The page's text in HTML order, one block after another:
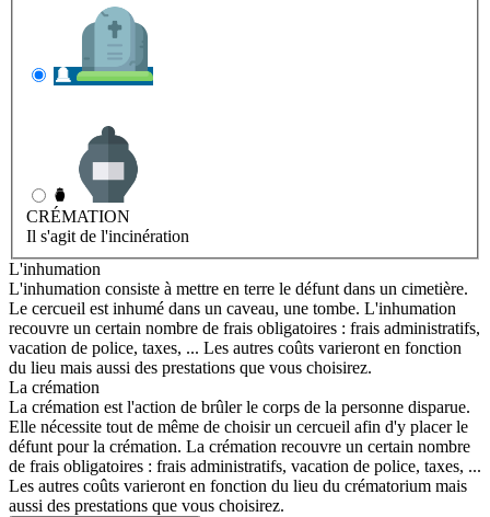
CRÉMATION
Il s'agit de l'incinération
L'inhumation
L'inhumation consiste à mettre en terre le défunt dans un cimetière.
Le cercueil est inhumé dans un caveau, une tombe. L'inhumation
recouvre un certain nombre de frais obligatoires : frais administratifs,
vacation de police, taxes, ... Les autres coûts varieront en fonction
du lieu mais aussi des prestations que vous choisirez.
La crémation
La crémation est l'action de brûler le corps de la personne disparue.
Elle nécessite tout de même de choisir un cercueil afin d'y placer le
défunt pour la crémation. La crémation recouvre un certain nombre
de frais obligatoires : frais administratifs, vacation de police, taxes, ...
Les autres coûts varieront en fonction du lieu du crématorium mais
aussi des prestations que vous choisirez.